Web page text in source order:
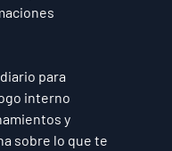
para
interno
y
sobre lo que te